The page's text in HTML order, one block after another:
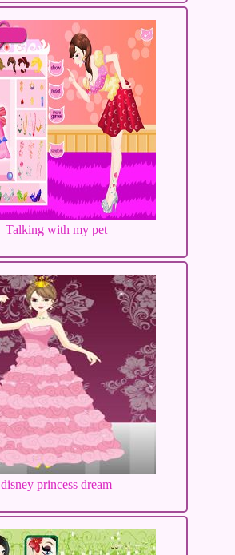
Talking with my pet
disney princess dream